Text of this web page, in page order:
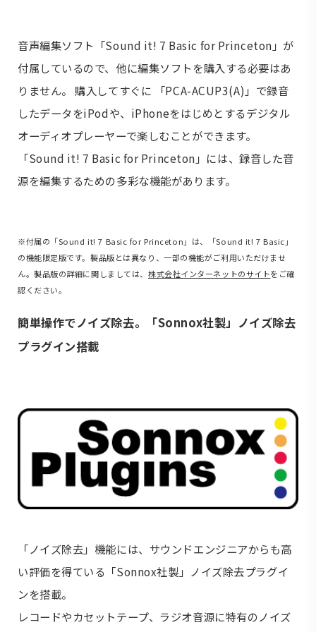
音声編集ソフト「Sound it! 7 Basic for Princeton」が
付属しているので、他に編集ソフトを購入する必要はあ
りません。 購入してすぐに 「PCA-ACUP3(A)」で録音
したデータをiPodや、iPhoneをはじめとするデジタル
オーディオプレーヤーで楽しむことができます。
「Sound it! 7 Basic for Princeton」には、録音した音
源を編集するための多彩な機能があります。
※付属の「Sound it! 7 Basic for Princeton」は、「Sound it! 7 Basic」
の機能限定版です。製品版とは異なり、一部の機能がご利用いただけませ
ん。製品版の詳細に関しましては、 株式会社インターネットのサイトをご確
認ください。
簡単操作でノイズ除去。「Sonnox社製」ノイズ除去
プラグイン搭載
「ノイズ除去」機能には、サウンドエンジニアからも高
い評価を得ている「Sonnox社製」ノイズ除去プラグイ
ンを搭載。
レコードやカセットテープ、ラジオ音源に特有のノイズ